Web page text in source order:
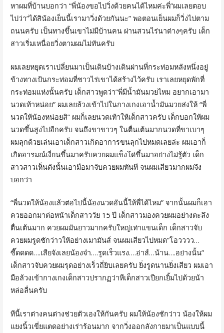
หาผมที่บ้านบอกว่า “พี่น้องขอไปวิ่งด้วยคนได้ไหมค่ะพี่”ผมเลยตอบ
ไปว่า”ได้สิน้องเย็นนี้เรามาวิ่งด้วยกันนะ” พอตอนเย็นผมก็วิ่งไปตาม
ถนนครับ เป็นทางขึ้นเขาไม่มีบ้านคน ผ่านสวนไร่นาต่างๆครับ เด็ก
สาวเริ่มเหนื่อยวิ่งตามผมไม่ทันครับ
ผมเลยหยุดเราเปลี่ยนมาเป็นเดินบ้างเดินผ่านที่กระท่อมหลังหนึ่งอยู่
ข้างทางเป้นกระท่อมที่ชาวไร่เขาได้สร้างไว้ครับ เราเลยหยุดพักที่
กระท่อมแห่งนั้นครับ เด็กสาวพูดว่า”พี่มีน้ำมันมวยไหม อยากเอามา
นวดเท้าหน่อย” ผมเลยล้วงเข้าไปในกางเกงเอาน้ำมันมวยส่งให้ “พี่
นวดให้น้องหน่อยสิ” ผมก็เลยนวดเท้าให้เด็กสาวครับ เด็กบอกให้ผม
นวดขึ้นสูงไปอีกครับ จนถึงขาขาวๆ ในตื่นเต้นมากนวดที่ขาเบาๆ
ผมลุกด้วยเล่นเอาเด็กสาวเกิดอาการขนลุกไปหมดเลยล่ะ ผมเอาก็
เกิดอารมณ์เงี่ยนขึ้นมาครับควยผมแข็งโด่ขึ้นมาอย่างไม่รู้ตัว เด็ก
สาวสาวเห็นดังนั้นเอามือมาจับควยผมทันที จนผมเสียวมากผมจึง
บอกว่า
“พี่นวดให้น้องแล้วต่อไปนี้น้องนวดอันนี้ให้พี่ได้ไหม” จากนั้นผมก็เอา
ควยออกมาต่อหน้าเด็กสาววัย 15 ปี เด็กสาวมองควยผมอย่างตะลึง
ตื่นเต้นมาก ควยผมมันยาวมากครับใหญ่เท่าแขนเด็ก เด็กสาวจับ
ควยผมรูดชักว่าวให้อย่างเมามันส์ จนผมเสียวไปหมด”โอวววว…
ซี๊ดดดด….เสียจังเลยน้องจ๋า….รูดเร็วแรง….อ่าส์…น้าน….อย่างนั้น”
เด็กสาวจับควยผมรุดอย่างเร็วถี่ยิบเลยครับ ยิ่งรูดนานยิ่งเสียว ผมเอา
มือล้วงเข้ากางเกงเด็กสาวปรากฏว่าหีเด็กสาวเปียกเยิ้มไปด้วยน้า
หล่อลื่นครับ
ทีนี้เราต่างคนต่างช่วยตัวเองให้กันครับ ผมให้น้องชักว่าว น้องให้ผม
แยงนิ้วเขี่ยแตดอย่างเร่าร้อนมาก จากวิ่งออกลังกายมาเป็นแบบนี้